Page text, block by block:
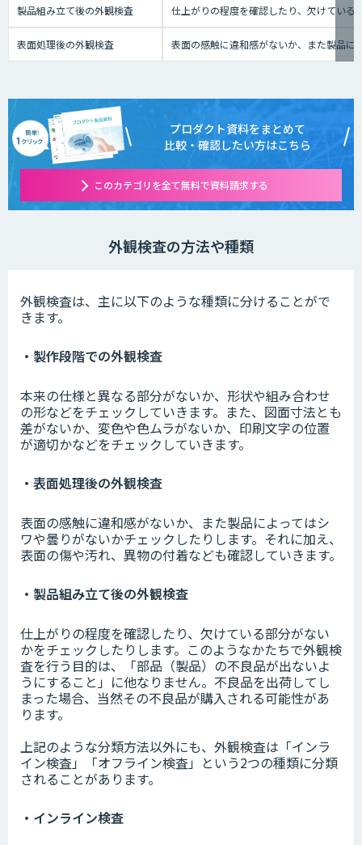
製品組み立て後の外観検査 仕上がりの程度を確認したり、欠けている
表面処理後の外観検査 表面の感触に違和感がないか、また製品に
プロダクト資料をまとめて
比較・確認したい方はこちら
このカテゴリを全て無料で資料請求する
外観検査の方法や種類
外観検査は、主に以下のような種類に分けることがで
きます。
・製作段階での外観検査
本来の仕様と異なる部分がないか、形状や組み合わせ
の形などをチェックしていきます。また、図面寸法とも
差がないか、変色や色ムラがないか、印刷文字の位置
が適切かなどをチェックしていきます。
・表面処理後の外観検査
表面の感触に違和感がないか、また製品によってはシ
ワや曇りがないかチェックしたりします。それに加え、
表面の傷や汚れ、異物の付着なども確認していきます。
・製品組み立て後の外観検査
仕上がりの程度を確認したり、欠けている部分がない
かをチェックしたりします。このようなかたちで外観検
査を行う目的は、「部品（製品）の不良品が出ないよ
うにすること」に他なりません。不良品を出荷してし
まった場合、当然その不良品が購入される可能性があ
ります。
上記のような分類方法以外にも、外観検査は「インラ
イン検査」「オフライン検査」という2つの種類に分類
されることがあります。
・インライン検査